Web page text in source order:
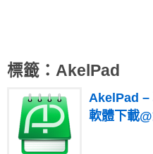
標籤：AkelPad
AkelPad –
軟體下載